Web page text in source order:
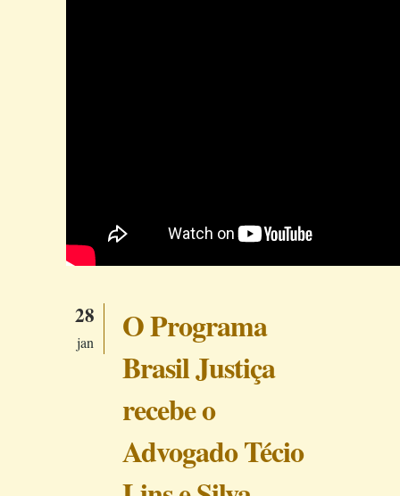
28
jan
O Programa
Brasil Justiça
recebe o
Advogado Técio